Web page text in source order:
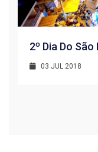
2º Dia Do
03 JUL 2018